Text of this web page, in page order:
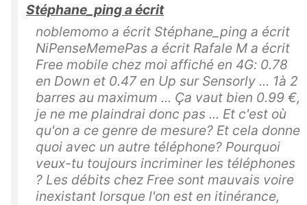
Stéphane_ping a écrit
noblemomo a écrit Stéphane_ping a écrit
NiPenseMemePas a écrit Rafale M a écrit
Free mobile chez moi affiché en 4G: 0.78
en Down et 0.47 en Up sur Sensorly ... 1à 2
barres au maximum ... Ça vaut bien 0.99 €,
je ne me plaindrai donc pas ... Et c'est où
qu'on a ce genre de mesure? Et cela donne
quoi avec un autre téléphone? Pourquoi
veux-tu toujours incriminer les téléphones
? Les débits chez Free sont mauvais voire
inexistant lorsque l'on est en itinérance,